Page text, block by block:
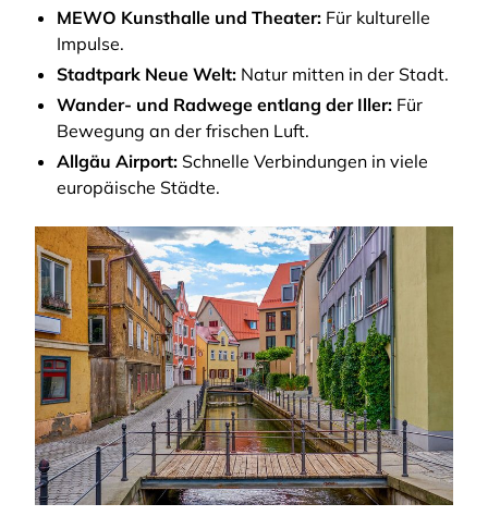
MEWO Kunsthalle und Theater: Für kulturelle
Impulse.
Stadtpark Neue Welt: Natur mitten in der Stadt.
Wander- und Radwege entlang der Iller: Für
Bewegung an der frischen Luft.
Allgäu Airport: Schnelle Verbindungen in viele
europäische Städte.